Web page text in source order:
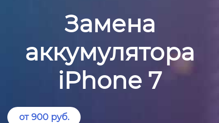
Замена
аккумулятора
iPhone 7
от 900 руб.